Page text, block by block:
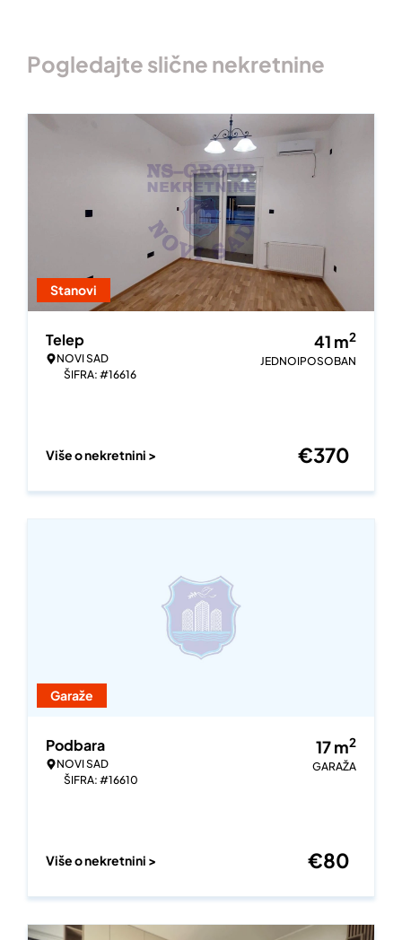
Pogledajte slične nekretnine
Stanovi
Telep
NOVI SAD
ŠIFRA: #16616
41 m2
JEDNOIPOSOBAN
Više o nekretnini > €370
Garaže
Podbara
NOVI SAD
ŠIFRA: #16610
17m2
GARAŽA
Više o nekretnini > €80